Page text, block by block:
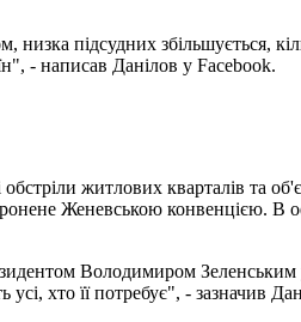
підсудних збільшується,
- написав Данілов у Facebook.
житлових кварталів та
Женевською конвенцією. В
Володимиром Зеленським
хто її потребує", - зазначив